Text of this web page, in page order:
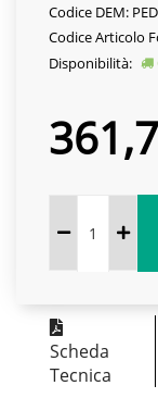
Codice DEM:
Codice Articolo
Disponibilità:
Scheda
Tecnica